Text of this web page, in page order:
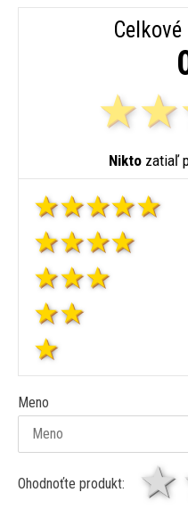
Niktozatiaľ
Meno
Ohodnoťte produkt: